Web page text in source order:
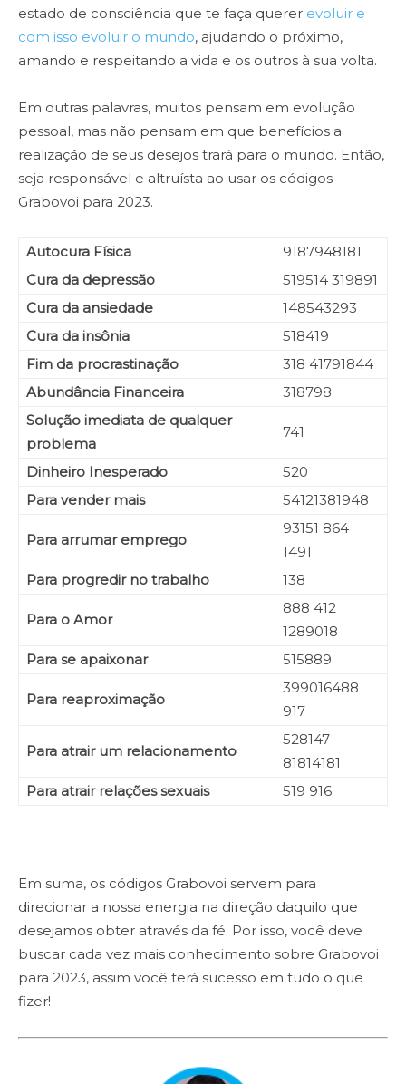
estado de consciência que te faça querer evoluir e
com isso evoluir o mundo, ajudando o próximo,
amando e respeitando a vida e os outros à sua volta.
Em outras palavras, muitos pensam em evolução
pessoal, mas não pensam em que benefícios a
realização de seus desejos trará para o mundo. Então,
seja responsável e altruísta ao usar os códigos
Grabovoi para 2023.
Autocura Física
9187948181
Cura da depressão
519514 319891
Cura da ansiedade
148543293
Cura da insônia
518419
Fim da procrastinação
318 41791844
Abundância Financeira
318798
Solução imediata de qualquer
problema
741
Dinheiro Inesperado
520
Para vender mais
54121381948
Para arrumar emprego
93151 864
1491
Para progredir no trabalho
138
Para o Amor
888 412
1289018
Para se apaixonar
515889
Para reaproximação
399016488
917
Para atrair um relacionamento
528147
81814181
Para atrair relações sexuais
519 916
Em suma, os códigos Grabovoi servem para
direcionar a nossa energia na direção daquilo que
desejamos obter através da fé. Por isso, você deve
buscar cada vez mais conhecimento sobre Grabovoi
para 2023, assim você terá sucesso em tudo o que
fizer!